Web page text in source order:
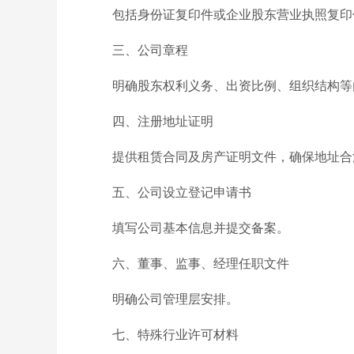
包括身份证复印件或企业股东营业执照复印
三、公司章程
明确股东权利义务、出资比例、组织结构等
四、注册地址证明
提供租赁合同及房产证明文件，确保地址合
五、公司设立登记申请书
填写公司基本信息并提交备案。
六、董事、监事、经理任职文件
明确公司管理层安排。
七、特殊行业许可材料